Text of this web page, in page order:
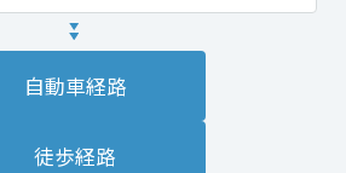
自動車経路
徒歩経路